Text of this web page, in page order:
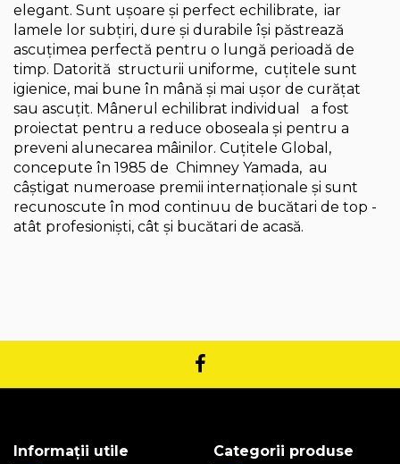
elegant. Sunt ușoare și perfect echilibrate, iar
lamele lor subțiri, dure și durabile își păstrează
ascuțimea perfectă pentru o lungă perioadă de
timp. Datorită structurii uniforme, cuțitele sunt
igienice, mai bune în mână și mai ușor de curățat
sau ascuțit. Mânerul echilibrat individual a fost
proiectat pentru a reduce oboseala și pentru a
preveni alunecarea mâinilor. Cuțitele Global,
concepute în 1985 de Chimney Yamada, au
câștigat numeroase premii internaționale și sunt
recunoscute în mod continuu de bucătari de top -
atât profesioniști, cât și bucătari de acasă.
Informații utile Categorii produse